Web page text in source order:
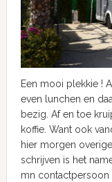
Een mooi plekkie !
even lunchen en
bezig. Af en toe
koffie. Want ook
hier morgen
schrijven is het
mn contactpersoon